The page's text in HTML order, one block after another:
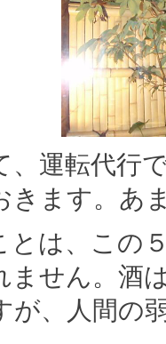
、運転代行
きます。あ
とは、この
ません。酒
が、人間の